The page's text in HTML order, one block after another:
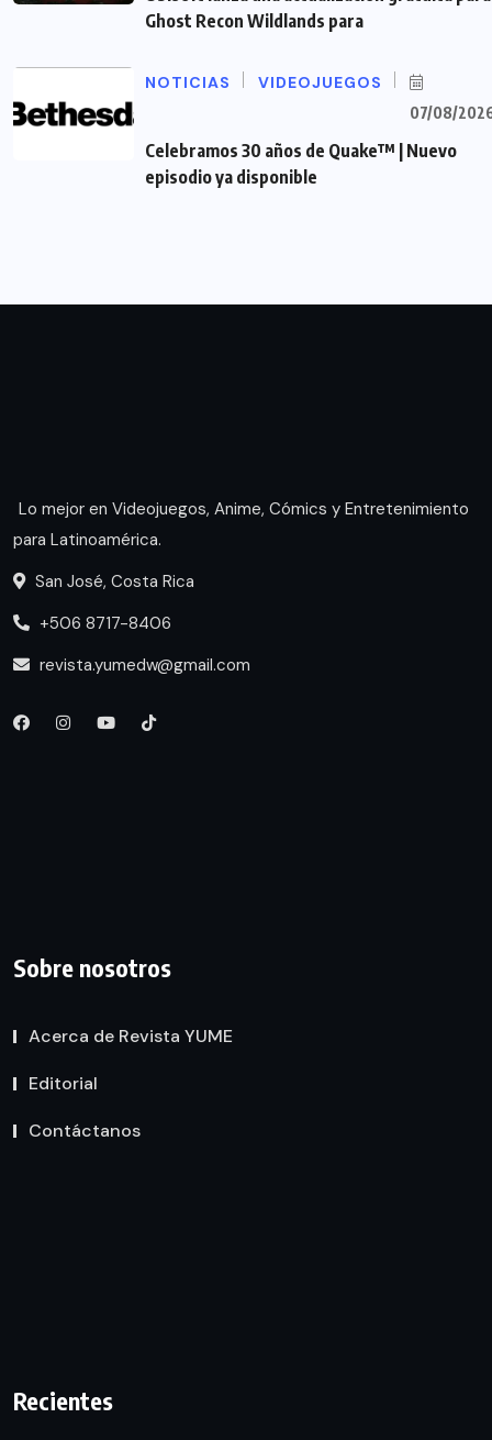
Ghost Recon Wildlands para
NOTICIAS VIDEOJUEGOS
07/08/
Celebramos 30 años de Quake™ | Nuevo
episodio ya disponible
Lo mejor en Videojuegos, Anime, Cómics y Entretenimiento
para Latinoamérica.
San José, Costa Rica
+506 8717-8406
revista.yumedw@gmail.com
Sobre nosotros
Acerca de Revista YUME
Editorial
Contáctanos
Recientes